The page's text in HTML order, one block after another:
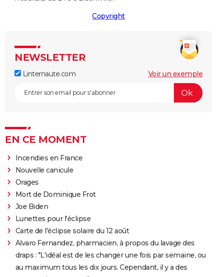
Copyright
NEWSLETTER
Linternaute.com Voir un exemple
EN CE MOMENT
Incendies en France
Nouvelle canicule
Orages
Mort de Dominique Frot
Joe Biden
Lunettes pour l'éclipse
Carte de l'éclipse solaire du 12 août
Alvaro Fernandez, pharmacien, à propos du lavage des
draps : "L'idéal est de les changer une fois par semaine, ou
au maximum tous les dix jours. Cependant, il y a des